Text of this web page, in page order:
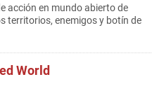
acción en mundo abierto de
territorios, enemigos y botín de
World